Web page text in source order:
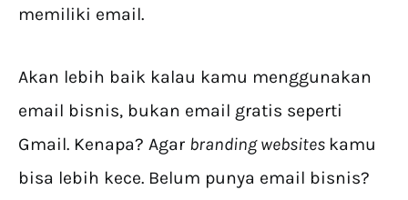
memiliki email.
Akan lebih baik kalau kamu menggunakan
email bisnis, bukan email gratis seperti
Gmail. Kenapa? Agar branding websites kamu
bisa lebih kece. Belum punya email bisnis?